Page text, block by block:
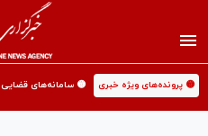
🟡 پرونده‌های ویژه خبری 🟡 سامانه‌های قضایی